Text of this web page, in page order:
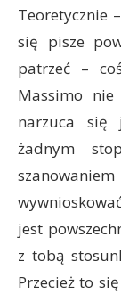
Teoretycznie
się pisze
patrzeć –
Massimo
narzuca
żadnym
jest
z tobą
Przecież to